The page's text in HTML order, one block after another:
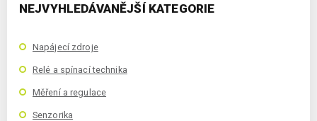
NEJVYHLEDÁVANĚJŠÍ KATEGORIE
Napájecí zdroje
Relé a spínací technika
Měření a regulace
Senzorika